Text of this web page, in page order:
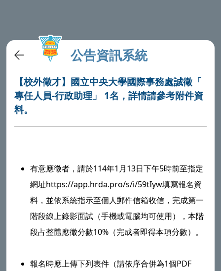
公告資訊系統
【校外徵才】國立中央大學國際事務處誠徵「
專任人員-行政助理」 1名，詳情請參考附件資
料。
有意應徵者，請於114年1月13日下午5時前至指定
網址https://app.hrda.pro/s/i/59tIyw填寫報名資
料，並依系統指示至個人郵件信箱收信，完成第一
階段線上錄影面試（手機或電腦均可使用），本階
段占整體應徵分數10%（完成者即得本項分數）。
報名時應上傳下列表件（請依序合併為1個PDF